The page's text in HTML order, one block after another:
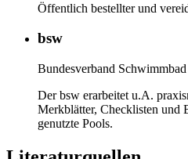
Öffentlich bestellter und
bsw
Bundesverband
Der bsw erarbeitet u.A.
Merkblätter, Checklisten und
genutzte Pools.